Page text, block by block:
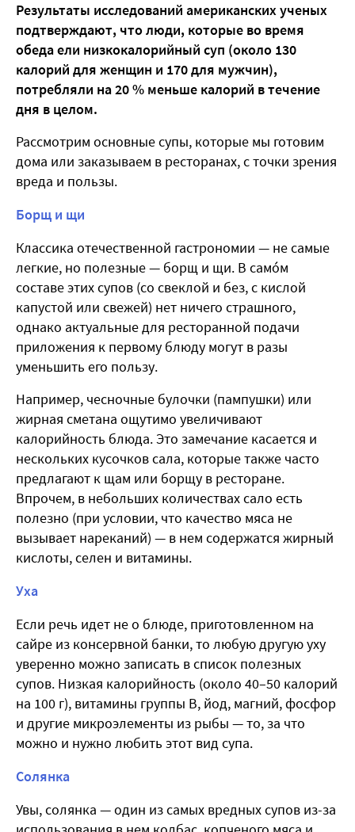
Результаты исследований американских ученых
подтверждают, что люди, которые во время
обеда ели низкокалорийный суп (около 130
калорий для женщин и 170 для мужчин),
потребляли на 20 % меньше калорий в течение
дня в целом.
Рассмотрим основные супы, которые мы готовим
дома или заказываем в ресторанах, с точки зрения
вреда и пользы.
Борщ и щи
Классика отечественной гастрономии — не самые
легкие, но полезные — борщ и щи. В самóм
составе этих супов (со свеклой и без, с кислой
капустой или свежей) нет ничего страшного,
однако актуальные для ресторанной подачи
приложения к первому блюду могут в разы
уменьшить его пользу.
Например, чесночные булочки (пампушки) или
жирная сметана ощутимо увеличивают
калорийность блюда. Это замечание касается и
нескольких кусочков сала, которые также часто
предлагают к щам или борщу в ресторане.
Впрочем, в небольших количествах сало есть
полезно (при условии, что качество мяса не
вызывает нареканий) — в нем содержатся жирный
кислоты, селен и витамины.
Уха
Если речь идет не о блюде, приготовленном на
сайре из консервной банки, то любую другую уху
уверенно можно записать в список полезных
супов. Низкая калорийность (около 40–50 калорий
на 100 г), витамины группы B, йод, магний, фосфор
и другие микроэлементы из рыбы — то, за что
можно и нужно любить этот вид супа.
Солянка
Увы, солянка — один из самых вредных супов из-за